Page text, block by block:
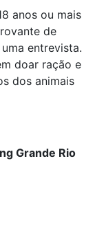
anos ou mais
de
entrevista.
doar ração e
dos animais
Grande Rio